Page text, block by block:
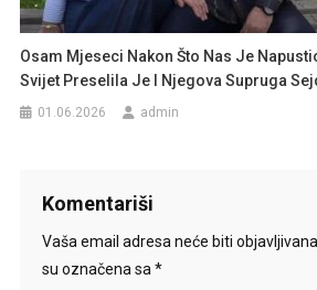
Osam Mjeseci Nakon Što Nas Je
Svijet Preselila Je I Njegova Supruga
01.06.2026 admin
Komentariši
Vaša email adresa neće biti objavljivana.
su označena sa *